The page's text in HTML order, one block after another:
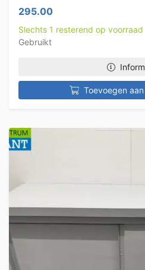
295.00
Slechts 1 resterend op voorraad
Gebruikt
Toevoegen